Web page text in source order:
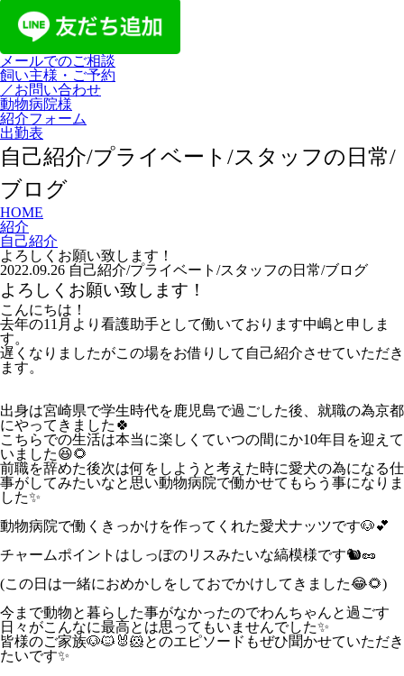
メールでのご相談
飼い主様・ご予約
／お問い合わせ
動物病院様
紹介フォーム
出勤表
自己紹介/プライベート/スタッフの日常/
ブログ
HOME
紹介
自己紹介
よろしくお願い致します！
2022.09.26 自己紹介/プライベート/スタッフの日常/ブログ
よろしくお願い致します！
こんにちは！
去年の11 月より看護助手として働いております中嶋と申しま
す。
遅くなりましたがこの場をお借りして自己紹介させていただき
ます。
出身は宮崎県で学生時代を鹿児島で過ごした後、就職の為京都
にやってきました 🍀
こちらでの生活は本当に楽しくていつの間にか10年目を迎えて
いました😆🌻
前職を辞めた後次は何をしようと考えた時に愛犬の為になる仕
事がしてみたいなと思い動物病院で働かせてもらう事になりま
した✨
動物病院で働くきっかけを作ってくれた愛犬ナッツです🐶💕
チャームポイントはしっぽのリスみたいな縞模様です🐿🥜
(この日は一緒におめかしをしておでかけしてきました😂🌻)
今まで動物と暮らした事がなかったのでわんちゃんと過ごす
日々がこんなに最高とは思ってもいませんでした✨
皆様のご家族🐶🐱🐰🐹とのエピソードもぜひ聞かせていただき
たいです✨